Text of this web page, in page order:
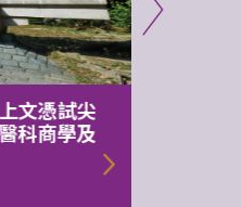
文憑試尖
科商學及